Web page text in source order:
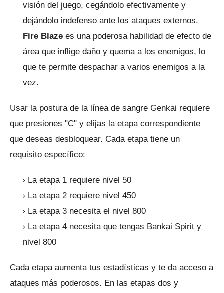
visión del juego, cegándolo efectivamente y
dejándolo indefenso ante los ataques externos.
Fire Blaze es una poderosa habilidad de efecto de
área que inflige daño y quema a los enemigos, lo
que te permite despachar a varios enemigos a la
vez.
Usar la postura de la línea de sangre Genkai requiere
que presiones "C" y elijas la etapa correspondiente
que deseas desbloquear. Cada etapa tiene un
requisito específico:
La etapa 1 requiere nivel 50
La etapa 2 requiere nivel 450
La etapa 3 necesita el nivel 800
La etapa 4 necesita que tengas Bankai Spirit y
nivel 800
Cada etapa aumenta tus estadísticas y te da acceso a
ataques más poderosos. En las etapas dos y